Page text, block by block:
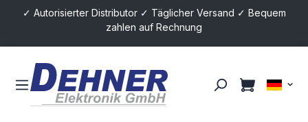
springen
✓ Autorisierter Distributor ✓ Täglicher Versand ✓ Bequem
zahlen auf Rechnung